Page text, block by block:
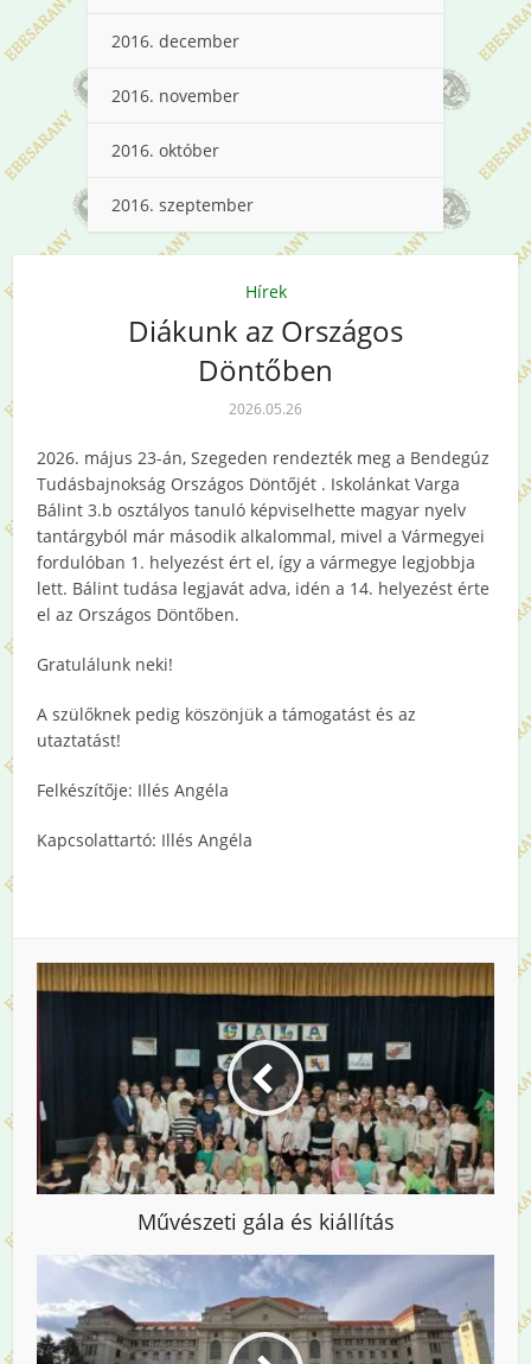
2016. december
2016. november
2016. október
2016. szeptember
Hírek
Diákunk az Országos
Döntőben
2026.05.26
2026. május 23-án, Szegeden rendezték meg a Bendegúz
Tudásbajnokság Országos Döntőjét . Iskolánkat Varga
Bálint 3.b osztályos tanuló képviselhette magyar nyelv
tantárgyból már második alkalommal, mivel a Vármegyei
fordulóban 1. helyezést ért el, így a vármegye legjobbja
lett. Bálint tudása legjavát adva, idén a 14. helyezést érte
el az Országos Döntőben.
Gratulálunk neki!
A szülőknek pedig köszönjük a támogatást és az
utaztatást!
Felkészítője: Illés Angéla
Kapcsolattartó: Illés Angéla
Művészeti gála és kiállítás